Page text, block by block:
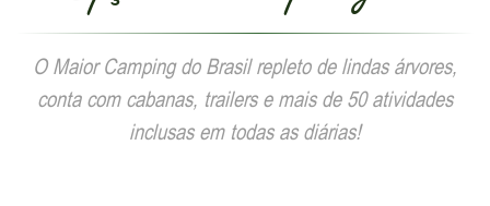
Opções de hospedagem